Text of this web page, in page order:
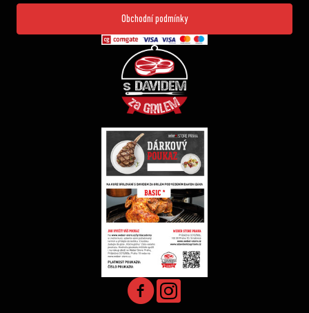
Obchodní podmínky